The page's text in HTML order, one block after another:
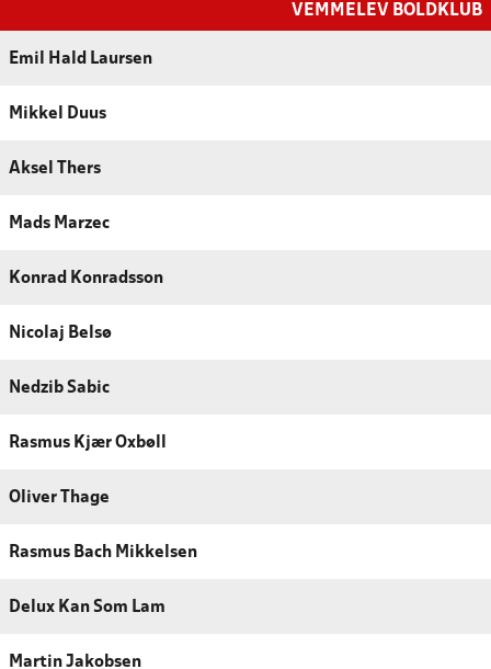
VEMMELEV BOLDKLUB
Emil Hald Laursen
Mikkel Duus
Aksel Thers
Mads Marzec
Konrad Konradsson
Nicolaj Belsø
Nedzib Sabic
Rasmus Kjær Oxbøll
Oliver Thage
Rasmus Bach Mikkelsen
Delux Kan Som Lam
Martin Jakobsen